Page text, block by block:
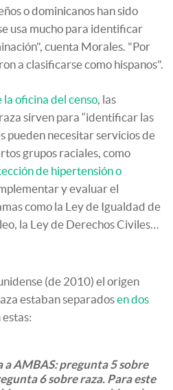
o dominicanos han sido
usa mucho para identificar
cuenta Morales. "Por
a clasificarse como hispanos".
la oficina del censo , las
sirven para “identificar las
pueden necesitar servicios de
grupos raciales, como
de hipertensión o
y evaluar el
como la Ley de Igualdad de
la Ley de Derechos Civiles…
(de 2010) el origen
estaban separadosen dos
estas:
a AMBAS: pregunta 5 sobre
6 sobre raza. Para este